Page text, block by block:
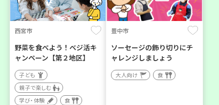
西宮市
野菜を食べよう！ベジ活キ
ャンペーン【第２地区】
子ども
親子で楽しむ
学び・体験
食
豊中市
ソーセージの飾り切りにチ
ャレンジしましょう
大人向け 食